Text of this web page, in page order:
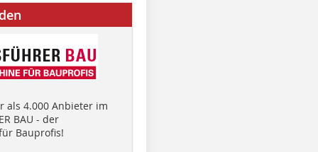
als 4.000 Anbieter im
BAU - der
Bauprofis!